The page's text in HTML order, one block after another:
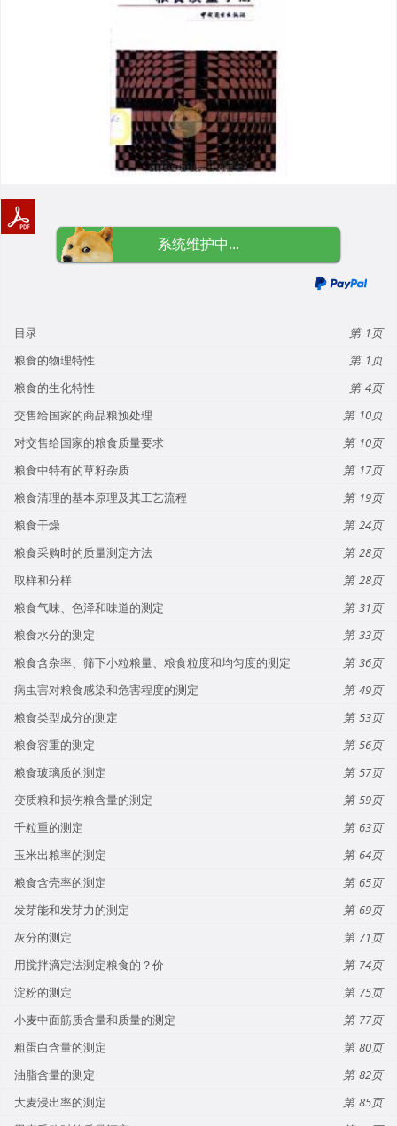
系统维护中...
目录
1
粮食的物理特性
1
粮食的生化特性
4
交售给国家的商品粮预处理
10
对交售给国家的粮食质量要求
10
粮食中特有的草籽杂质
17
粮食清理的基本原理及其工艺流程
19
粮食干燥
24
粮食采购时的质量测定方法
28
取样和分样
28
粮食气味、色泽和味道的测定
31
粮食水分的测定
33
粮食含杂率、筛下小粒粮量、粮食粒度和均匀度的测定
36
病虫害对粮食感染和危害程度的测定
49
粮食类型成分的测定
53
粮食容重的测定
56
粮食玻璃质的测定
57
变质粮和损伤粮含量的测定
59
千粒重的测定
63
玉米出粮率的测定
64
粮食含壳率的测定
65
发芽能和发芽力的测定
69
灰分的测定
71
用搅拌滴定法测定粮食的？价
74
淀粉的测定
75
小麦中面筋质含量和质量的测定
77
粗蛋白含量的测定
80
油脂含量的测定
82
大麦浸出率的测定
85